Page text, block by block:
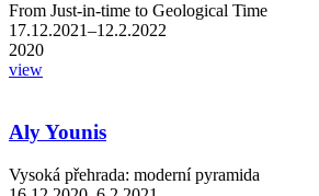
From Just-in-time to Geological Time
17.12.2021–12.2.2022
2020
view
Aly Younis
Vysoká přehrada: moderní pyramida